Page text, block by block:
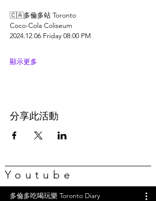
🇨🇦多倫多站 Toronto
Coco-Cola Coliseum
2024.12.06 Friday 08:00 PM
顯示更多
分享此活動
Youtube
多倫多吃喝玩樂 Toronto Diary